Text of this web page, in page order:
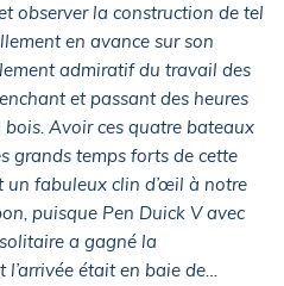
observer la construction de tel
en avance sur son
admiratif du travail des
et passant des heures
Avoir ces quatre bateaux
grands temps forts de cette
un fabuleux clin d’œil à notre
puisque Pen Duick V avec
a gagné la
était en baie de…